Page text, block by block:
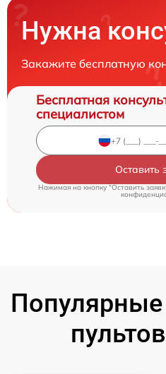
Нужна
Закажите бесплатную
Бесплатная
специалистом
Оставить
Нажимая на кнопку "Оставить